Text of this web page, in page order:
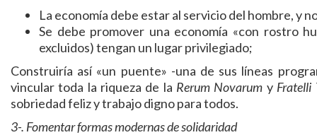
La economía debe estar al servicio del hombre, y
Se debe promover una economía «con rostro
excluidos) tengan un lugar privilegiado;
Construiría así «un puente» -una de sus líneas
vincular toda la riqueza de la Rerum Novarum y Fratelli
sobriedad feliz y trabajo digno para todos.
3-. Fomentar formas modernas de solidaridad